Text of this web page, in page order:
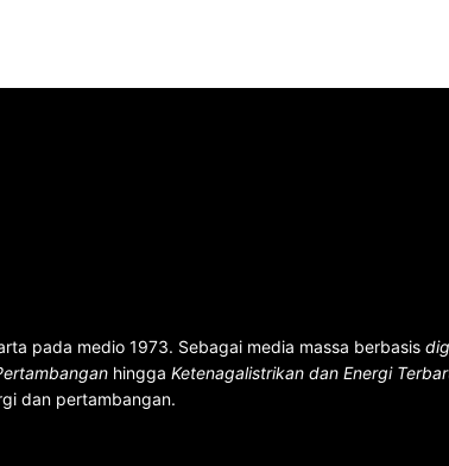
pada medio 1973. Sebagai media massa berbasis
hingga Ketenagalistrikan dan Energi
dan pertambangan.